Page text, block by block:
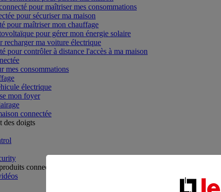
pour maîtriser mes consommations
pour sécuriser ma maison
pour maîtriser mon chauffage
pour gérer mon énergie solaire
recharger ma voiture électrique
pour contrôler à distance l'accès à ma maison
mes consommations
électrique
mon foyer
connectée
des doigts
connectés